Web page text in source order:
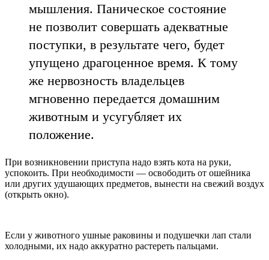
мышления. Паническое состояние
не позволит совершать адекватные
поступки, в результате чего, будет
упущено драгоценное время. К тому
же нервозность владельцев
мгновенно передается домашним
животным и усугубляет их
положение.
При возникновении приступа надо взять кота на руки,
успокоить. При необходимости — освободить от ошейника
или других удушающих предметов, вынести на свежий воздух
(открыть окно).
Если у животного ушные раковины и подушечки лап стали
холодными, их надо аккуратно растереть пальцами.